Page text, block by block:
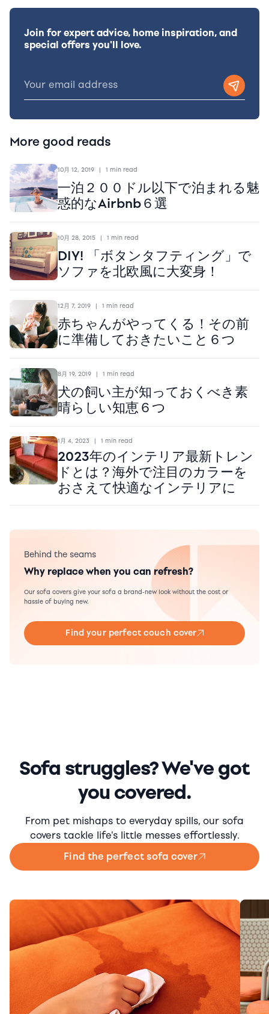
Join for expert advice, home inspiration, and
special offers you'll love.
More good reads
10月 12, 2019 | 1 min read
一泊２００ドル以下で泊まれる魅
惑的なAirbnb６選
10月 28, 2015 | 1 min read
DIY! 「ボタンタフティング」で
ソファを北欧風に大変身！
12月 7, 2019 | 1 min read
赤ちゃんがやってくる！その前
に準備しておきたいこと６つ
8月 19, 2019 | 1 min read
犬の飼い主が知っておくべき素
晴らしい知恵６つ
1月 4, 2023 | 1 min read
2023年のインテリア最新トレン
ドとは？海外で注目のカラーを
おさえて快適なインテリアに
Behind the seams
Why replace when you can refresh?
Our sofa covers give your sofa a brand-new look without the cost or
hassle of buying new.
Find your perfect couch cover
Sofa struggles? We've got
you covered.
From pet mishaps to everyday spills, our sofa
covers tackle life's little messes effortlessly.
Find the perfect sofa cover